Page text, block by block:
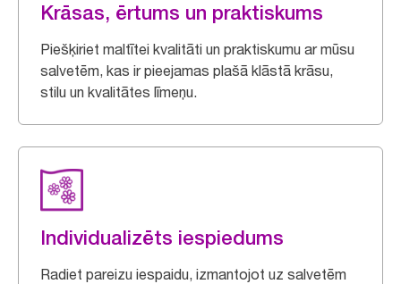
Krāsas, ērtums un praktiskums
Piešķiriet maltītei kvalitāti un praktiskumu ar mūsu
salvetēm, kas ir pieejamas plašā klāstā krāsu,
stilu un kvalitātes līmeņu.
Individualizēts iespiedums
Radiet pareizu iespaidu, izmantojot uz salvetēm